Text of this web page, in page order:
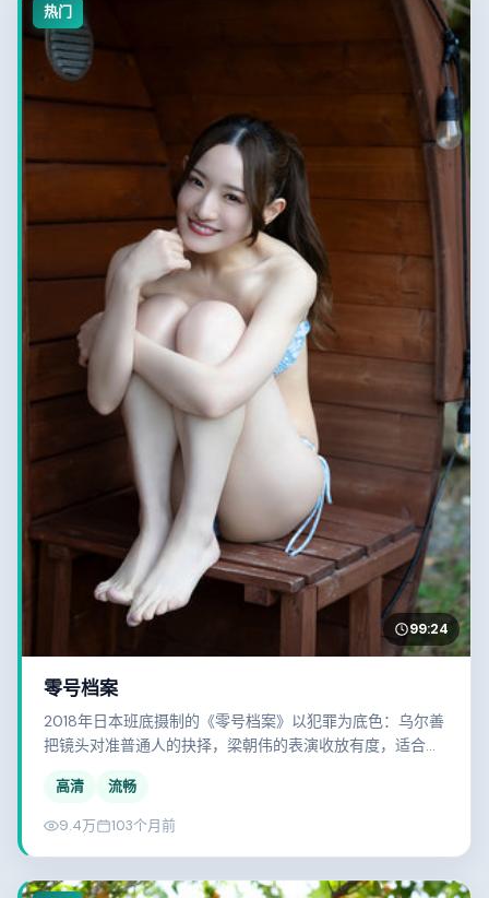
热门
99:24
零号档案
2018年日本班底摄制的《零号档案》以犯罪为底色：乌尔善
把镜头对准普通人的抉择，梁朝伟的表演收放有度，适合静
高清 流畅
9.4万 103个月前